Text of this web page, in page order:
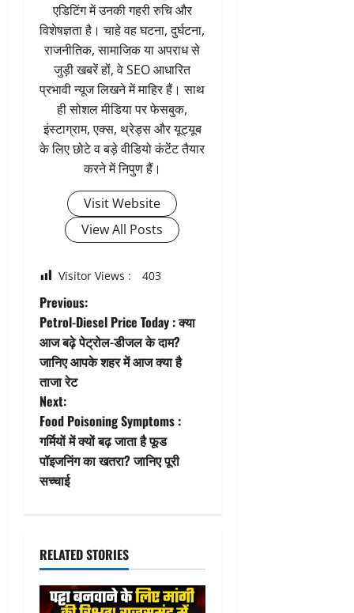
एडिटिंग में उनकी गहरी रुचि और
विशेषज्ञता है। चाहे वह घटना, दुर्घटना,
राजनीतिक, सामाजिक या अपराध से
जुड़ी खबरें हों, वे SEO आधारित
प्रभावी न्यूज लिखने में माहिर हैं। साथ
ही सोशल मीडिया पर फेसबुक,
इंस्टाग्राम, एक्स, थ्रेड्स और यूट्यूब
के लिए छोटे व बड़े वीडियो कंटेंट तैयार
करने में निपुण हैं।
Visit Website
View All Posts
Visitor Views : 403
P
o
s
t
n
a
i
g
Previous:
Petrol-Diesel Price Today : क्या
आज बढ़े पेट्रोल-डीजल के दाम?
जानिए आपके शहर में आज क्या है
ताजा रेट
Next:
Food Poisoning Symptoms :
गर्मियों में क्यों बढ़ जाता है फूड
पॉइजनिंग का खतरा? जानिए पूरी
सच्चाई
RELATED STORIES